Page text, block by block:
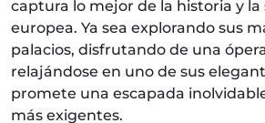
captura lo mejor de la historia y la
europea. Ya sea explorando sus
palacios, disfrutando de una
relajándose en uno de sus
promete una escapada
más exigentes.